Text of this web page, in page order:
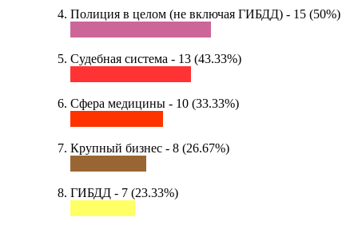
Полиция в целом (не включая ГИБДД) - 15 (50%)
Судебная система - 13 (43.33%)
Сфера медицины - 10 (33.33%)
Крупный бизнес - 8 (26.67%)
ГИБДД - 7 (23.33%)